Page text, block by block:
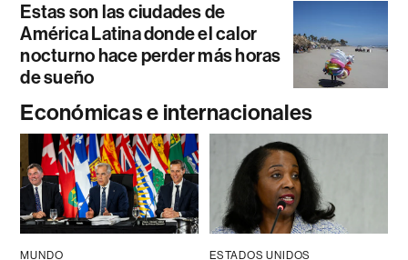
Estas son las ciudades de
América Latina donde el calor
nocturno hace perder más horas
de sueño
Económicas e internacionales
MUNDO ESTADOS UNIDOS